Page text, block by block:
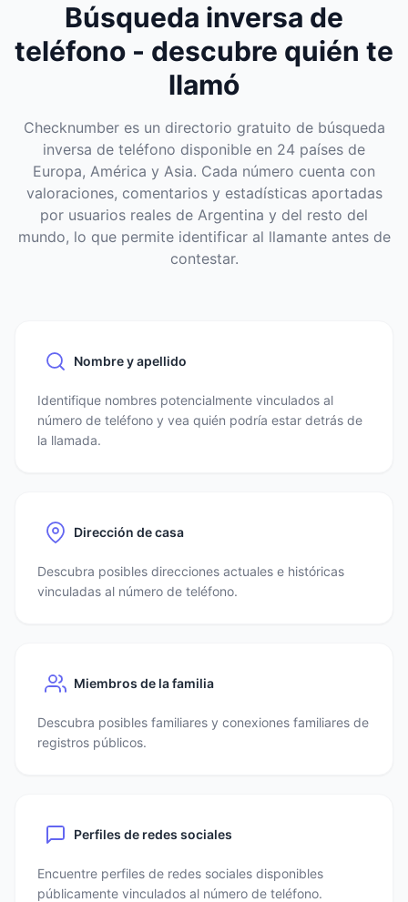
Búsqueda inversa de
teléfono - descubre quién te
llamó
Checknumber es un directorio gratuito de búsqueda
inversa de teléfono disponible en 24 países de
Europa, América y Asia. Cada número cuenta con
valoraciones, comentarios y estadísticas aportadas
por usuarios reales de Argentina y del resto del
mundo, lo que permite identificar al llamante antes de
contestar.
Nombre y apellido
Identifique nombres potencialmente vinculados al
número de teléfono y vea quién podría estar detrás de
la llamada.
Dirección de casa
Descubra posibles direcciones actuales e históricas
vinculadas al número de teléfono.
Miembros de la familia
Descubra posibles familiares y conexiones familiares de
registros públicos.
Perfiles de redes sociales
Encuentre perfiles de redes sociales disponibles
públicamente vinculados al número de teléfono.